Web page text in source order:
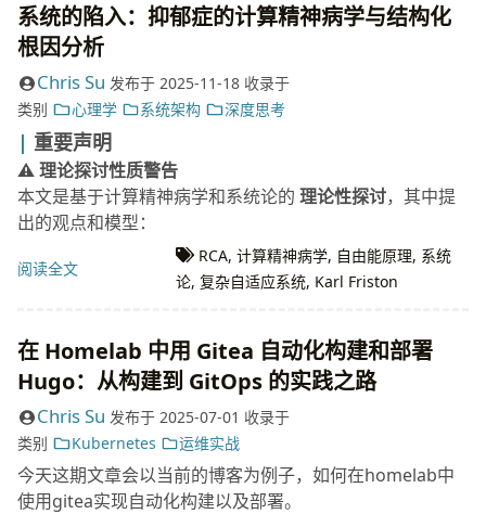
系统的陷入：抑郁症的计算精神病学与结构化
根因分析
Chris Su 发布于 2025-11-18 收录于
类别
心理学 系统架构 深度思考
重要声明
⚠️ 理论探讨性质警告
本文是基于计算精神病学和系统论的 理论性探讨，其中提
出的观点和模型：
阅读全文
RCA,计算精神病学, 自由能原理, 系统
论, 复杂自适应系统, Karl Friston
在 Homelab 中用 Gitea 自动化构建和部署
Hugo：从构建到 GitOps 的实践之路
Chris Su 发布于 2025-07-01 收录于
类别
Kubernetes 运维实战
今天这期文章会以当前的博客为例子，如何在homelab中
使用gitea实现自动化构建以及部署。